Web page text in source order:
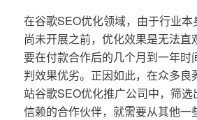
在谷歌SEO优化领域，由于行业
尚未开展之前，优化效果是无法直
要在付款合作后的几个月到一年时
判效果优劣。正因如此，在众多良
站谷歌SEO优化推广公司中，筛
信赖的合作伙伴，就需要从其他一